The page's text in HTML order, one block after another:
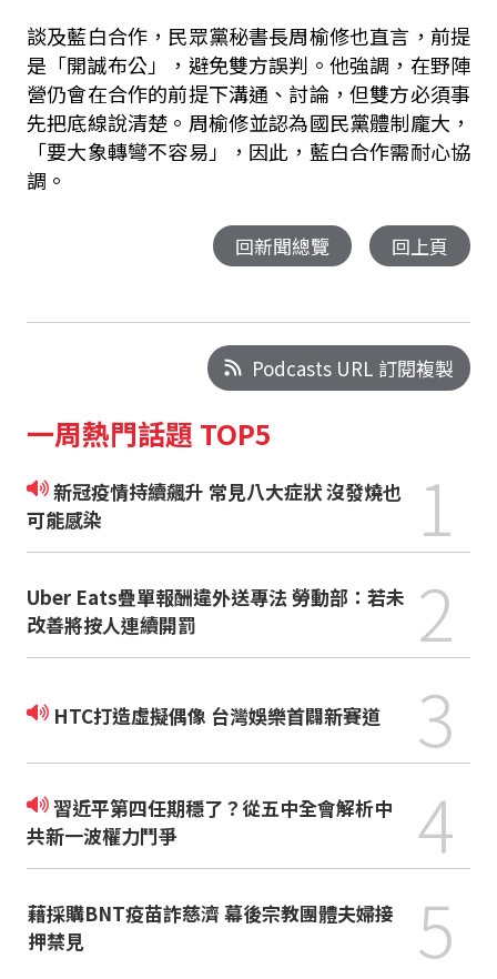
談及藍白合作，民眾黨秘書長周榆修也直言，前提
是「開誠布公」，避免雙方誤判。他強調，在野陣
營仍會在合作的前提下溝通、討論，但雙方必須事
先把底線說清楚。周榆修並認為國民黨體制龐大，
「要大象轉彎不容易」，因此，藍白合作需耐心協
調。
回新聞總覽 回上頁
Podcasts URL 訂閱複製
一周熱門話題 TOP5
新冠疫情持續飆升 常見八大症狀 沒發燒也
可能感染
1
Uber Eats疊單報酬違外送專法 勞動部：若未
改善將按人連續開罰
2
HTC打造虛擬偶像 台灣娛樂首闢新賽道 3
習近平第四任期穩了？從五中全會解析中
共新一波權力鬥爭
4
藉採購BNT疫苗詐慈濟 幕後宗教團體夫婦接
押禁見
5